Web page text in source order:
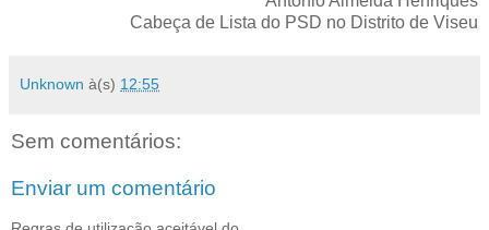
Cabeça de Lista do PSD no Distrito de Viseu
Unknown à(s) 12:55
Sem comentários:
Enviar um comentário